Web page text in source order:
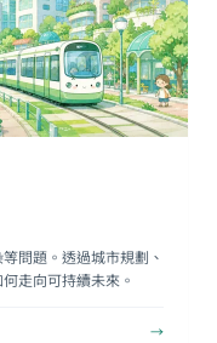
問題。透過城市規劃、
走向可持續未來。
→